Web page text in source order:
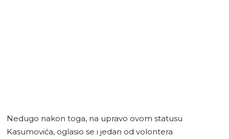
Nedugo nakon toga, na upravo ovom statusu
Kasumovića, oglasio se i jedan od volontera